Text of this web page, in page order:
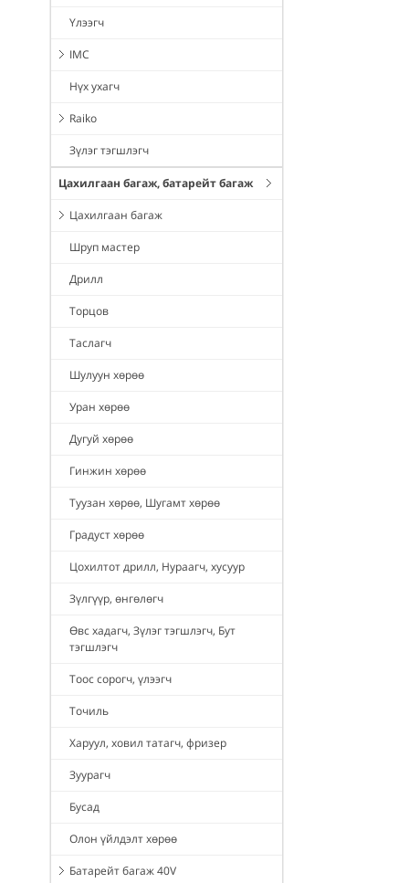
Үлээгч
IMC
Нүх ухагч
Raiko
Зүлэг тэгшлэгч
Цахилгаан багаж, батарейт багаж
Цахилгаан багаж
Шруп мастер
Дрилл
Торцов
Таслагч
Шулуун хөрөө
Уран хөрөө
Дугуй хөрөө
Гинжин хөрөө
Туузан хөрөө, Шугамт хөрөө
Градуст хөрөө
Цохилтот дрилл, Нураагч, хусуур
Зүлгүүр, өнгөлөгч
Өвс хадагч, Зүлэг тэгшлэгч, Бут
тэгшлэгч
Тоос сорогч, үлээгч
Точиль
Харуул, ховил татагч, фризер
Зуурагч
Бусад
Олон үйлдэлт хөрөө
Батарейт багаж 40V